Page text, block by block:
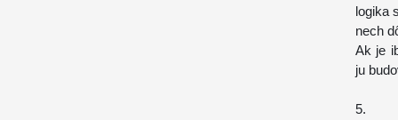
logika
nech
Ak je
ju
5.